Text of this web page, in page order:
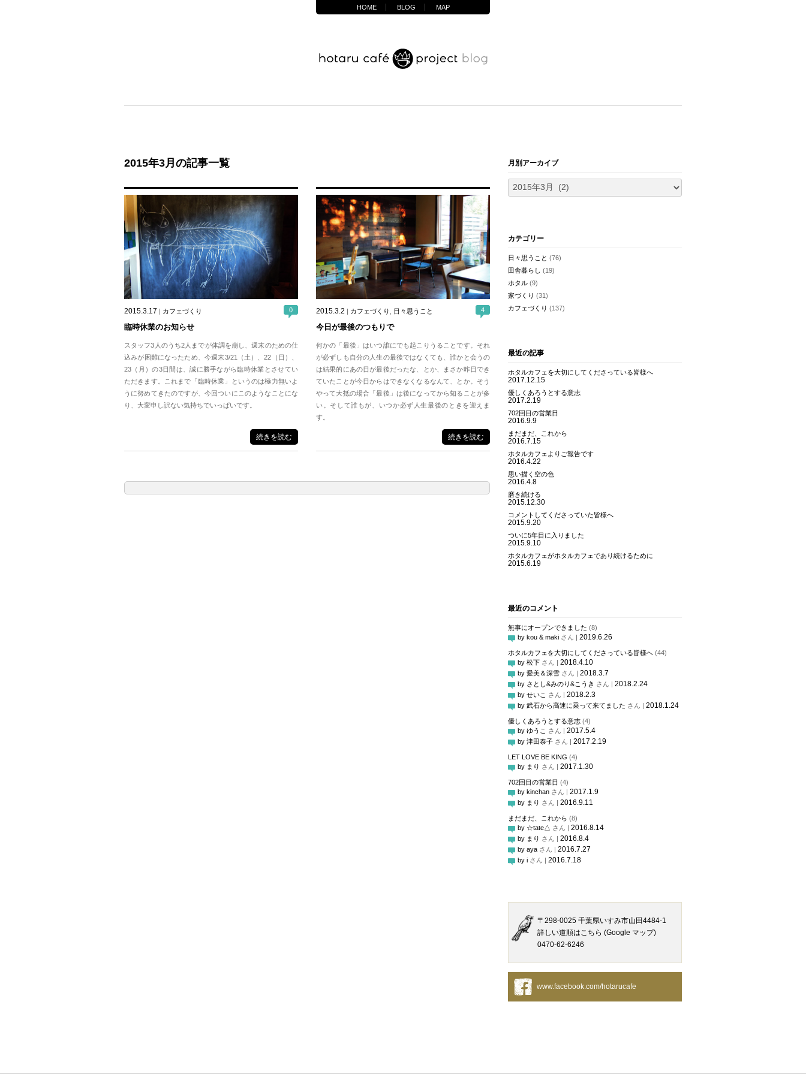
2015年3月の記事一覧
2015.3.17 | カフェづくり 0
臨時休業のお知らせ
スタッフ3人のうち2人までが体調を崩し、週末のための仕
込みが困難になったため、今週末3/21（土）、22（日）、
23（月）の3日間は、誠に勝手ながら臨時休業とさせてい
ただきます。これまで「臨時休業」というのは極力無いよ
うに努めてきたのですが、今回ついにこのようなことにな
り、大変申し訳ない気持ちでいっぱいです。
続きを読む
2015.3.2 | カフェづくり 日々思うこと 4
今日が最後のつもりで
何かの「最後」はいつ誰にでも起こりうることです。それ
が必ずしも自分の人生の最後ではなくても、誰かと会うの
は結果的にあの日が最後だったな、とか、まさか昨日でき
ていたことが今日からはできなくなるなんて、とか。そう
やって大抵の場合「最後」は後になってから知ることが多
い。そして誰もが、いつか必ず人生最後のときを迎えま
す。
続きを読む
月別アーカイブ
カテゴリー
日々思うこと (76)
田舎暮らし (19)
ホタル (9)
家づくり (31)
カフェづくり (137)
最近の記事
ホタルカフェを大切にしてくださっている皆様へ
2017.12.15
優しくあろうとする意志
2017.2.19
702回目の営業日
2016.9.9
まだまだ、これから
2016.7.15
ホタルカフェよりご報告です
2016.4.22
思い描く空の色
2016.4.8
磨き続ける
2015.12.30
コメントしてくださっていた皆様へ
2015.9.20
ついに5年目に入りました
2015.9.10
ホタルカフェがホタルカフェであり続けるために
2015.6.19
最近のコメント
無事にオープンできました (8)
by kou & maki さん | 2019.6.26
ホタルカフェを大切にしてくださっている皆様へ (44)
by 松下 さん | 2018.4.10
by 愛美＆深雪 さん | 2018.3.7
by さとし&みのり&こうき さん | 2018.2.24
by せいこ さん | 2018.2.3
by 武石から高速に乗って来てました さん | 2018.1.24
優しくあろうとする意志 (4)
by ゆうこ さん | 2017.5.4
by 津田泰子 さん | 2017.2.19
LET LOVE BE KING (4)
by まり さん | 2017.1.30
702回目の営業日 (4)
by kinchan さん | 2017.1.9
by まり さん | 2016.9.11
まだまだ、これから (8)
by ☆tate△ さん | 2016.8.14
by まり さん | 2016.8.4
by aya さん | 2016.7.27
by i さん | 2016.7.18
〒298-0025 千葉県いすみ市山田4484-1
詳しい道順はこちら (Google マップ)
0470-62-6246
www.facebook.com/hotarucafe
HOME BLOG MAP